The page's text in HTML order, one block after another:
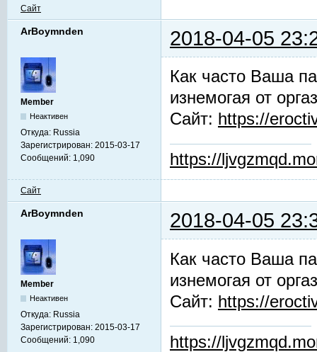
Сайт
ArBoymnden 2018-04-05
Member
Неактивен
Откуда: Russia
Зарегистрирован: 2015-03-17
Сообщений: 1,090
Как часто Ваша
изнемогая от
Сайт: https://
https://
Сайт
ArBoymnden 2018-04-05
Member
Неактивен
Откуда: Russia
Зарегистрирован: 2015-03-17
Сообщений: 1,090
Как часто Ваша
изнемогая от
Сайт: https://
https://